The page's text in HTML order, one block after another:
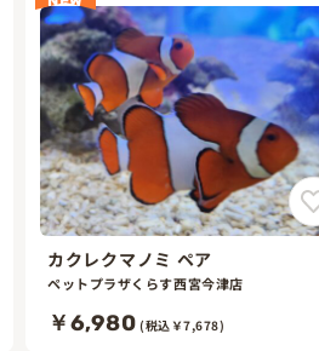
カクレクマノミ ペア
ペットプラザくらす西宮今津店
￥6,980 (税込￥7,678)